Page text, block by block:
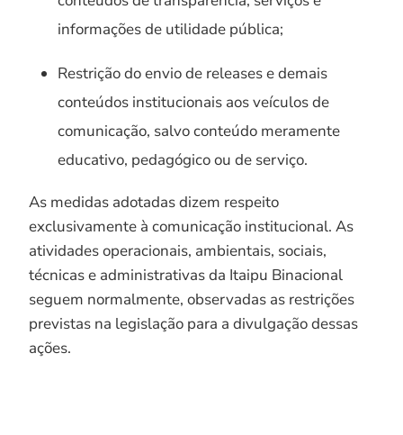
informações de utilidade pública;
Restrição do envio de releases e demais
conteúdos institucionais aos veículos de
comunicação, salvo conteúdo meramente
educativo, pedagógico ou de serviço.
As medidas adotadas dizem respeito
exclusivamente à comunicação institucional. As
atividades operacionais, ambientais, sociais,
técnicas e administrativas da Itaipu Binacional
seguem normalmente, observadas as restrições
previstas na legislação para a divulgação dessas
ações.